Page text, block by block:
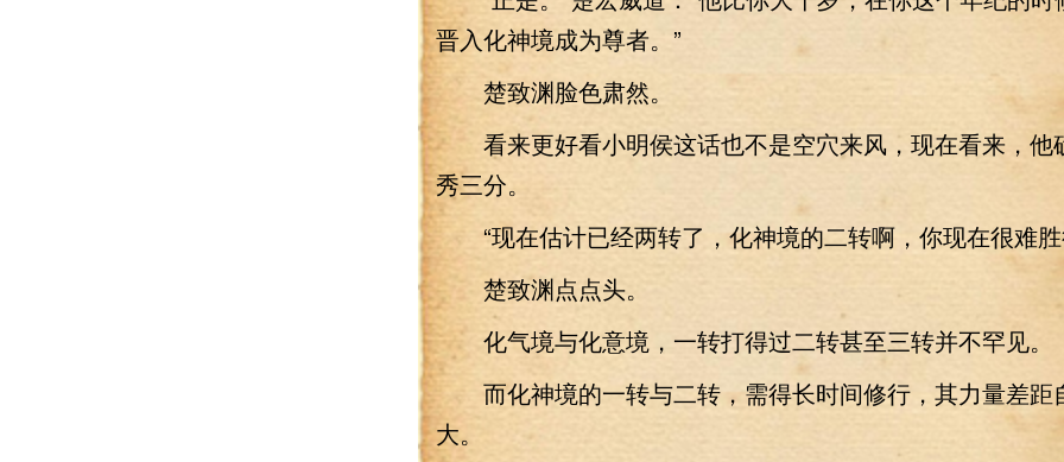
晋入化神境成为尊者。”
楚致渊脸色肃然。
看来更好看小明侯这话也不是空穴来风，现在看来，他
秀三分。
“现在估计已经两转了，化神境的二转啊，你现在很难胜
楚致渊点点头。
化气境与化意境，一转打得过二转甚至三转并不罕见。
而化神境的一转与二转，需得长时间修行，其力量差距
大。